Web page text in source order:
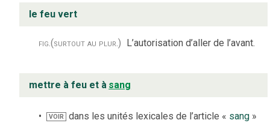
le feu vert
fig.(surtout au plur.) L’autorisation d’aller de l’avant.
mettre à feu et à sang
VOIR dans les unités lexicales de l’article « sang »